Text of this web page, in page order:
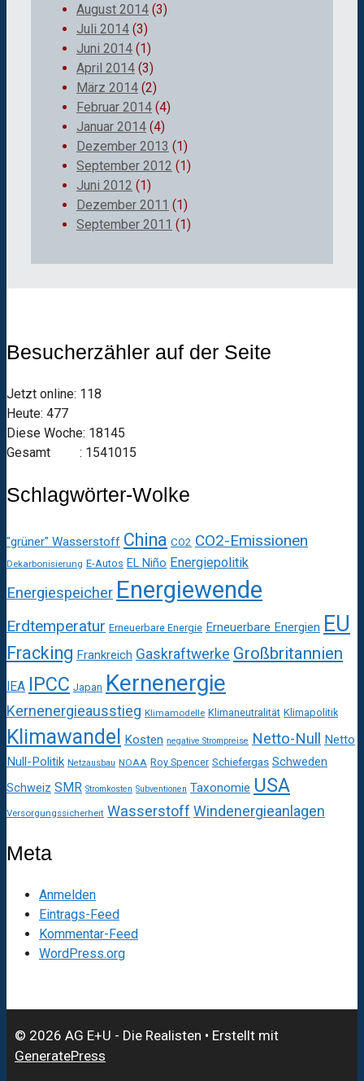
August 2014 (3)
Juli 2014 (3)
Juni 2014 (1)
April 2014 (3)
März 2014 (2)
Februar 2014 (4)
Januar 2014 (4)
Dezember 2013 (1)
September 2012 (1)
Juni 2012 (1)
Dezember 2011 (1)
September 2011 (1)
Besucherzähler auf der Seite
Jetzt online: 118
Heute: 477
Diese Woche: 18145
Gesamt : 1541015
Schlagwörter-Wolke
"grüner" Wasserstoff China CO2 CO2-Emissionen
Dekarbonisierung E-Autos EL Niño Energiepolitik
Energiespeicher Energiewende
Erdtemperatur Erneuerbare Energie Erneuerbare Energien EU
Fracking Frankreich Gaskraftwerke Großbritannien
IEA IPCC Japan Kernenergie
Kernenergieausstieg Klimamodelle Klimaneutralität Klimapolitik
Klimawandel Kosten negative Strompreise Netto-Null Netto
Null-Politik Netzausbau NOAA Roy Spencer Schiefergas Schweden
Schweiz SMR Stromkosten Subventionen Taxonomie USA
Versorgungssicherheit Wasserstoff Windenergieanlagen
Meta
Anmelden
Eintrags-Feed
Kommentar-Feed
WordPress.org
© 2026 AG E+U - Die Realisten • Erstellt mit
GeneratePress